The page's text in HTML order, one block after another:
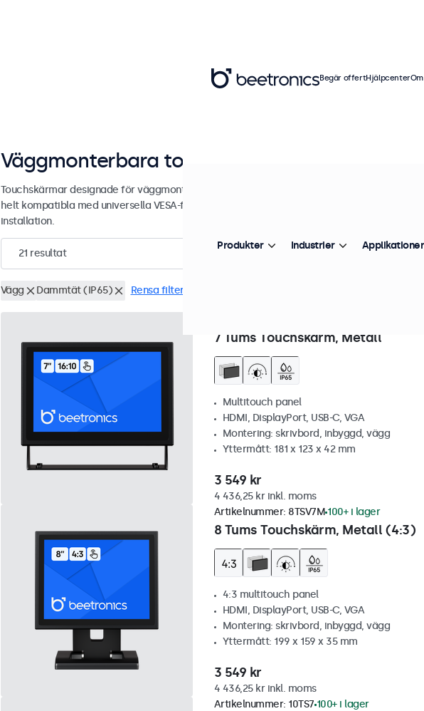
Väggmonterbara touchskärmar från 7 till 32
Touchskärmar designade för väggmontering. Våra skärmar är utrustade med ett smidigt
helt kompatibla med universella VESA-fästen. Skärmarna har ett stilrent hölje som ger
installation.
21 resultat
Vägg Dammtät (IP65) Rensa filter
7 Tums Touchskärm, Metall
Multitouch panel
HDMI, DisplayPort, USB-C, VGA
Montering: skrivbord, inbyggd, vägg
Yttermått: 181 x 123 x 42 mm
3 549 kr
4 436,25 kr inkl. moms
8 Tums Touchskärm, Metall (4:3)
Artikelnummer: 8TSV7M 100+ i lager
4:3 multitouch panel
HDMI, DisplayPort, USB-C, VGA
Montering: skrivbord, inbyggd, vägg
Yttermått: 199 x 159 x 35 mm
3 549 kr
4 436,25 kr inkl. moms
Artikelnummer: 10TS7 100+ i lager
Begär offertHjälpcenter
Produkter Industrier Applikationer